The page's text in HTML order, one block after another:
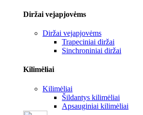
Diržai vejapjovėms
Diržai vejapjovėms
Trapeciniai diržai
Sinchroniniai diržai
Kilimėliai
Kilimėliai
Šildantys kilimėliai
Apsauginiai kilimėliai